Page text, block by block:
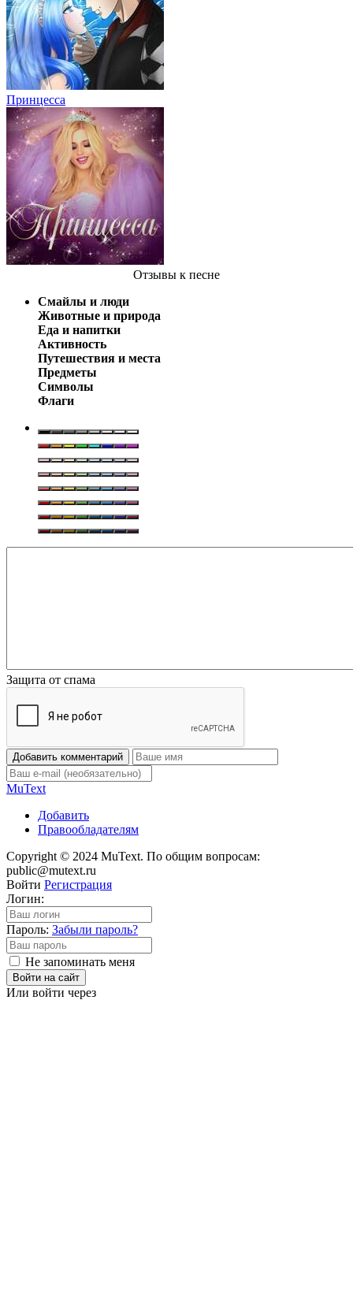
Принцесса
Отзывы к песне
Смайлы и люди
Животные и природа
Еда и напитки
Активность
Путешествия и места
Предметы
Символы
Флаги
Защита от спама
Добавить комментарий
MuText
Добавить
Правообладателям
Copyright © 2024 MuText. По общим вопросам:
public@mutext.ru
Войти Регистрация
Логин:
Пароль: Забыли пароль?
Не запоминать меня
Войти на сайт
Или войти через